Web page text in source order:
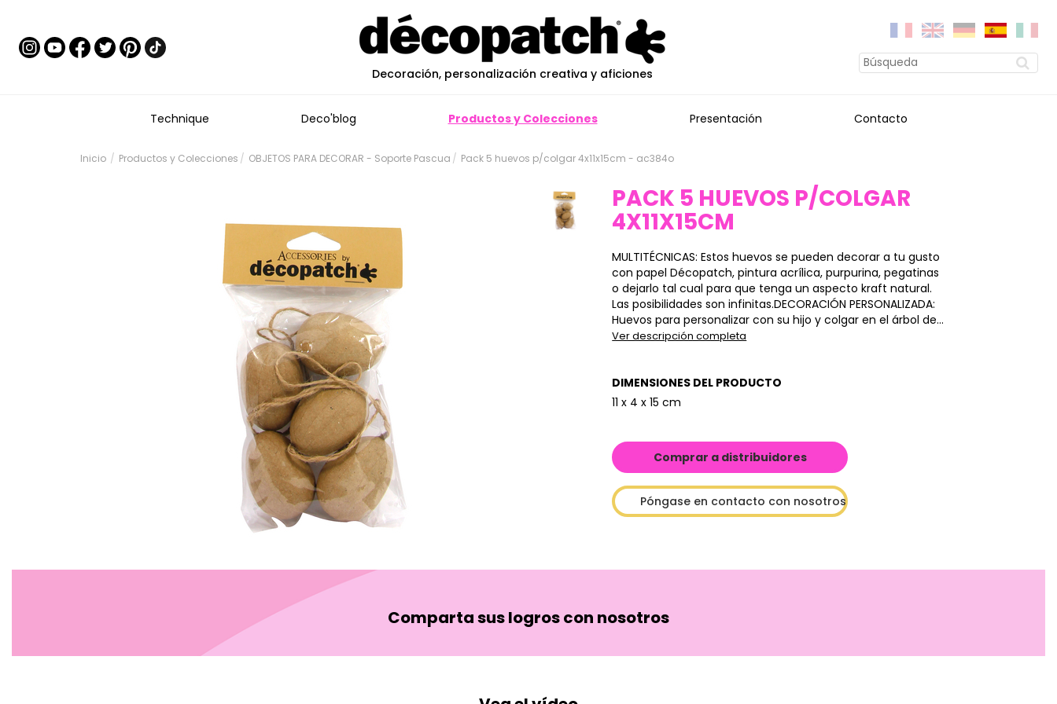
Decoración, personalización creativa y aficiones
Technique Deco'blog Productos y Colecciones Presentación Contacto
Inicio Productos y Colecciones OBJETOS PARA DECORAR - Soporte Pascua Pack 5 huevos p/colgar 4x11x15cm - ac384o
PACK 5 HUEVOS P/COLGAR
4X11X15CM
MULTITÉCNICAS: Estos huevos se pueden decorar a tu gusto
con papel Décopatch, pintura acrílica, purpurina, pegatinas
o dejarlo tal cual para que tenga un aspecto kraft natural.
Las posibilidades son infinitas.DECORACIÓN PERSONALIZADA:
Huevos para personalizar con su hijo y colgar en el árbol de...
Ver descripción completa
DIMENSIONES DEL PRODUCTO
11 x 4 x 15 cm
Comprar a distribuidores
Póngase en contacto con nosotros
Comparta sus logros con nosotros